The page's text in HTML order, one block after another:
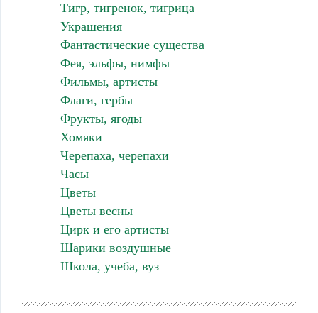
Тигр, тигренок, тигрица
Украшения
Фантастические существа
Фея, эльфы, нимфы
Фильмы, артисты
Флаги, гербы
Фрукты, ягоды
Хомяки
Черепаха, черепахи
Часы
Цветы
Цветы весны
Цирк и его артисты
Шарики воздушные
Школа, учеба, вуз